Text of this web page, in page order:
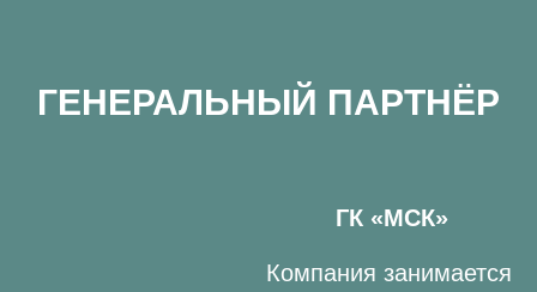
ГЕНЕРАЛЬНЫЙ ПАРТНЁР
ГК «МСК»
Компания занимается